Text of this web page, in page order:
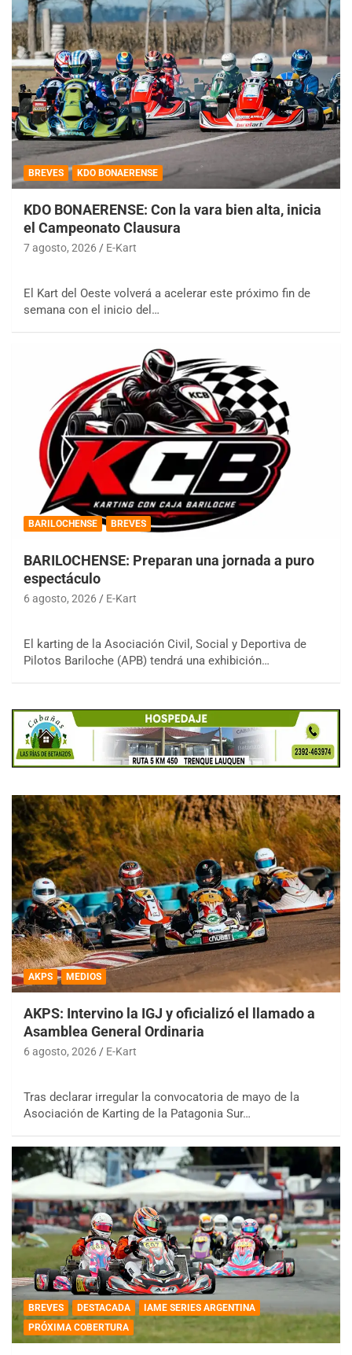
BREVES KDO BONAERENSE
KDO BONAERENSE: Con la vara bien alta, inicia
el Campeonato Clausura
7 agosto, 2026 E-Kart
El Kart del Oeste volverá a acelerar este próximo fin de
semana con el inicio del…
BARILOCHENSE BREVES
BARILOCHENSE: Preparan una jornada a puro
espectáculo
6 agosto, 2026 E-Kart
El karting de la Asociación Civil, Social y Deportiva de
Pilotos Bariloche (APB) tendrá una exhibición…
AKPS MEDIOS
AKPS: Intervino la IGJ y oficializó el llamado a
Asamblea General Ordinaria
6 agosto, 2026 E-Kart
Tras declarar irregular la convocatoria de mayo de la
Asociación de Karting de la Patagonia Sur…
BREVES DESTACADA
IAME SERIES ARGENTINA
PRÓXIMA COBERTURA